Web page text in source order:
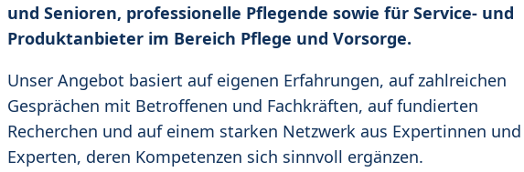
und Senioren, professionelle Pflegende sowie für Service- und
Produktanbieter im Bereich Pflege und Vorsorge.
Unser Angebot basiert auf eigenen Erfahrungen, auf zahlreichen
Gesprächen mit Betroffenen und Fachkräften, auf fundierten
Recherchen und auf einem starken Netzwerk aus Expertinnen und
Experten, deren Kompetenzen sich sinnvoll ergänzen.